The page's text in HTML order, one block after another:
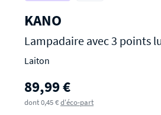
KANO
Lampadaire avec 3 points
Laiton
89,99 €
dont 0,45 €d'éco-part